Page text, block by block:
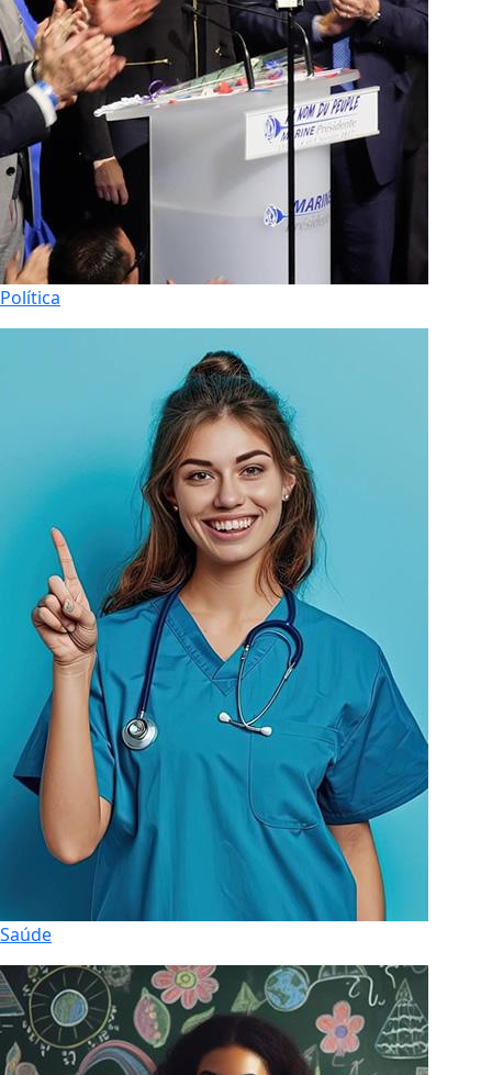
Política
Saúde